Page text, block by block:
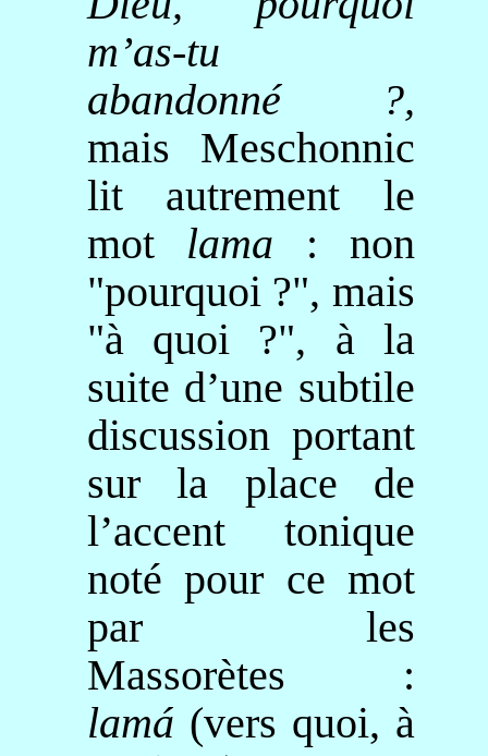
m’as-tu
abandonné ?,
mais Meschonnic
lit autrement le
mot lama : non
"pourquoi ?", mais
"à quoi ?", à la
suite d’une subtile
discussion portant
sur la place de
l’accent tonique
noté pour ce mot
par les
Massorètes :
lamá (vers quoi, à